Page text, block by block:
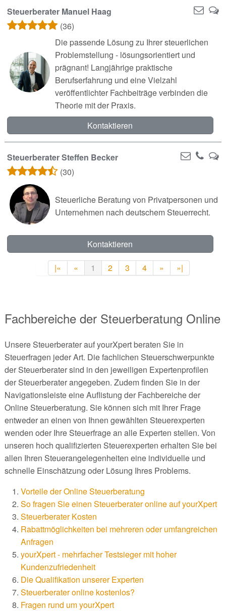
Steuerberater Manuel Haag
(36)
Die passende Lösung zu Ihrer steuerlichen
Problemstellung - lösungsorientiert und
prägnant! Langjährige praktische
Berufserfahrung und eine Vielzahl
veröffentlichter Fachbeiträge verbinden die
Theorie mit der Praxis.
Kontaktieren
Steuerberater Steffen Becker
(30)
Steuerliche Beratung von Privatpersonen und
Unternehmen nach deutschem Steuerrecht.
Kontaktieren
|« « 1 2 3 4 » »|
Fachbereiche der Steuerberatung Online
Unsere Steuerberater auf yourXpert beraten Sie in
Steuerfragen jeder Art. Die fachlichen Steuerschwerpunkte
der Steuerberater sind in den jeweiligen Expertenprofilen
der Steuerberater angegeben. Zudem finden Sie in der
Navigationsleiste eine Auflistung der Fachbereiche der
Online Steuerberatung. Sie können sich mit Ihrer Frage
entweder an einen von Ihnen gewählten Steuerexperten
wenden oder Ihre Steuerfrage an alle Experten stellen. Von
unseren hoch qualifizierten Steuerexperten erhalten Sie bei
allen Ihren Steuerangelegenheiten eine individuelle und
schnelle Einschätzung oder Lösung Ihres Problems.
Vorteile der Online Steuerberatung
So fragen Sie einen Steuerberater online auf yourXpert
Steuerberater Kosten
Rabattmöglichkeiten bei mehreren oder umfangreichen
Anfragen
yourXpert - mehrfacher Testsieger mit hoher
Kundenzufriedenheit
Die Qualifikation unserer Experten
Steuerberater online kostenlos?
Fragen rund um yourXpert